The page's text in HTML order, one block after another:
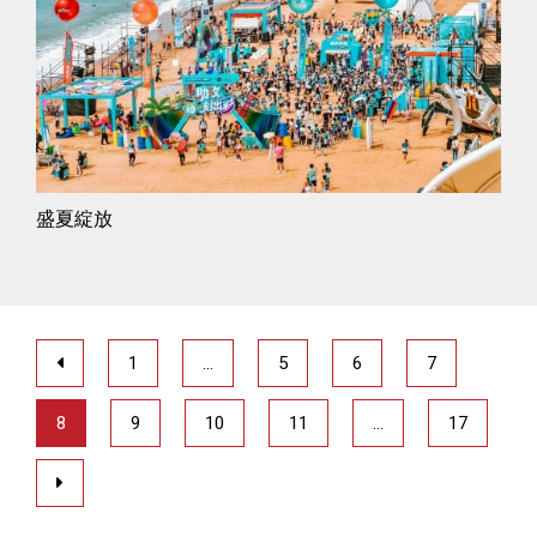
盛夏綻放
1 … 5 6 7
8 9 10 11 … 17